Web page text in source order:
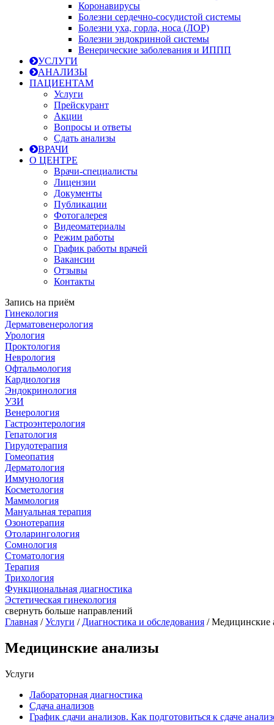
Коронавирусы
Болезни сердечно-сосудистой системы
Болезни уха, горла, носа (ЛОР)
Болезни эндокринной системы
Венерические заболевания и ИППП
УСЛУГИ
АНАЛИЗЫ
ПАЦИЕНТАМ
Услуги
Прейскурант
Акции
Вопросы и ответы
Сдать анализы
ВРАЧИ
О ЦЕНТРЕ
Врачи-специалисты
Лицензии
Документы
Публикации
Фотогалерея
Видеоматериалы
Режим работы
График работы врачей
Вакансии
Отзывы
Контакты
Запись на приём
Гинекология
Дерматовенерология
Урология
Проктология
Неврология
Офтальмология
Кардиология
Эндокринология
УЗИ
Венерология
Гастроэнтерология
Гепатология
Гирудотерапия
Гомеопатия
Дерматология
Иммунология
Косметология
Маммология
Мануальная терапия
Озонотерапия
Отоларингология
Сомнология
Стоматология
Терапия
Трихология
Функциональная диагностика
Эстетическая гинекология
свернуть больше направлений
Главная /Услуги / Диагностика и обследования / Медицинские
Медицинские анализы
Услуги
Лабораторная диагностика
Сдача анализов
График сдачи анализов. Как подготовиться к сдаче